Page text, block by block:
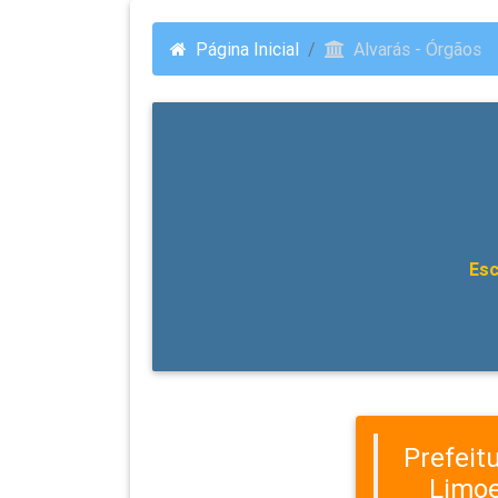
Página Inicial Alvarás - Órgãos